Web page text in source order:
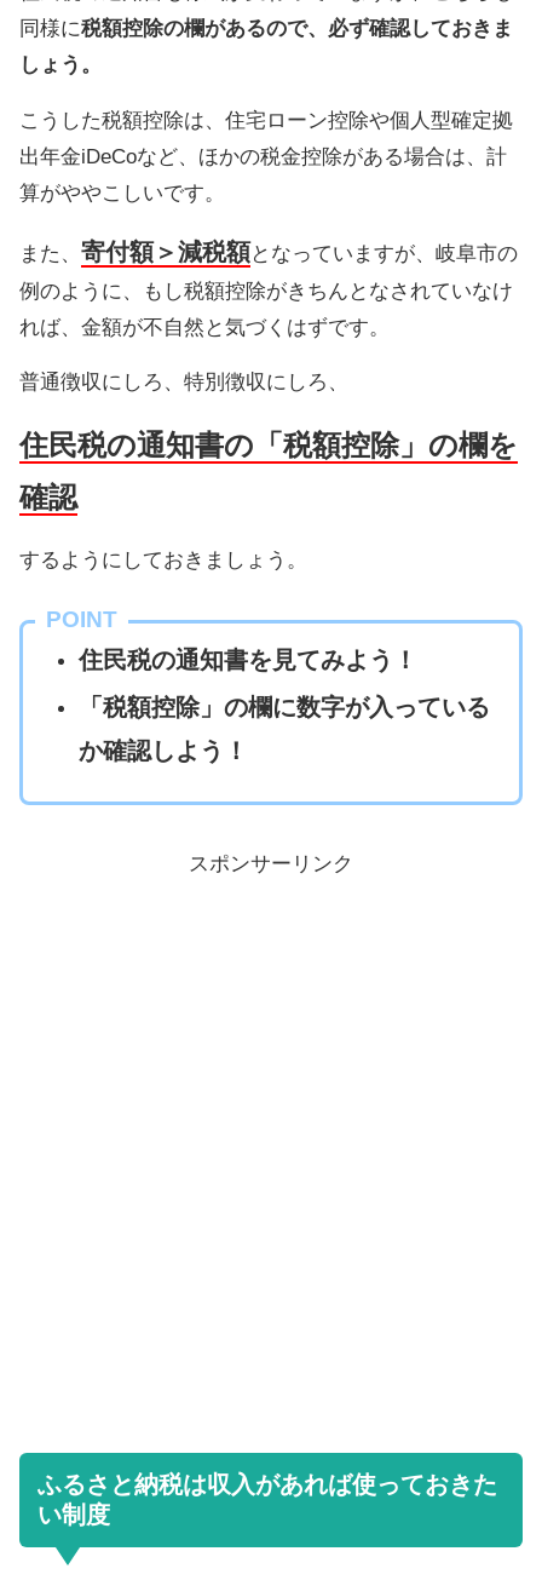
同様に税額控除の欄があるので、必ず確認しておきま
しょう。
こうした税額控除は、住宅ローン控除や個人型確定拠
出年金iDeCoなど、ほかの税金控除がある場合は、計
算がややこしいです。
また、 寄付額＞減税額となっていますが、岐阜市の
例のように、もし税額控除がきちんとなされていなけ
れば、金額が不自然と気づくはずです。
普通徴収にしろ、特別徴収にしろ、
住民税の通知書の「税額控除」の欄を
確認
するようにしておきましょう。
POINT
住民税の通知書を見てみよう！
「税額控除」の欄に数字が入っている
か確認しよう！
スポンサーリンク
ふるさと納税は収入があれば使っておきた
い制度